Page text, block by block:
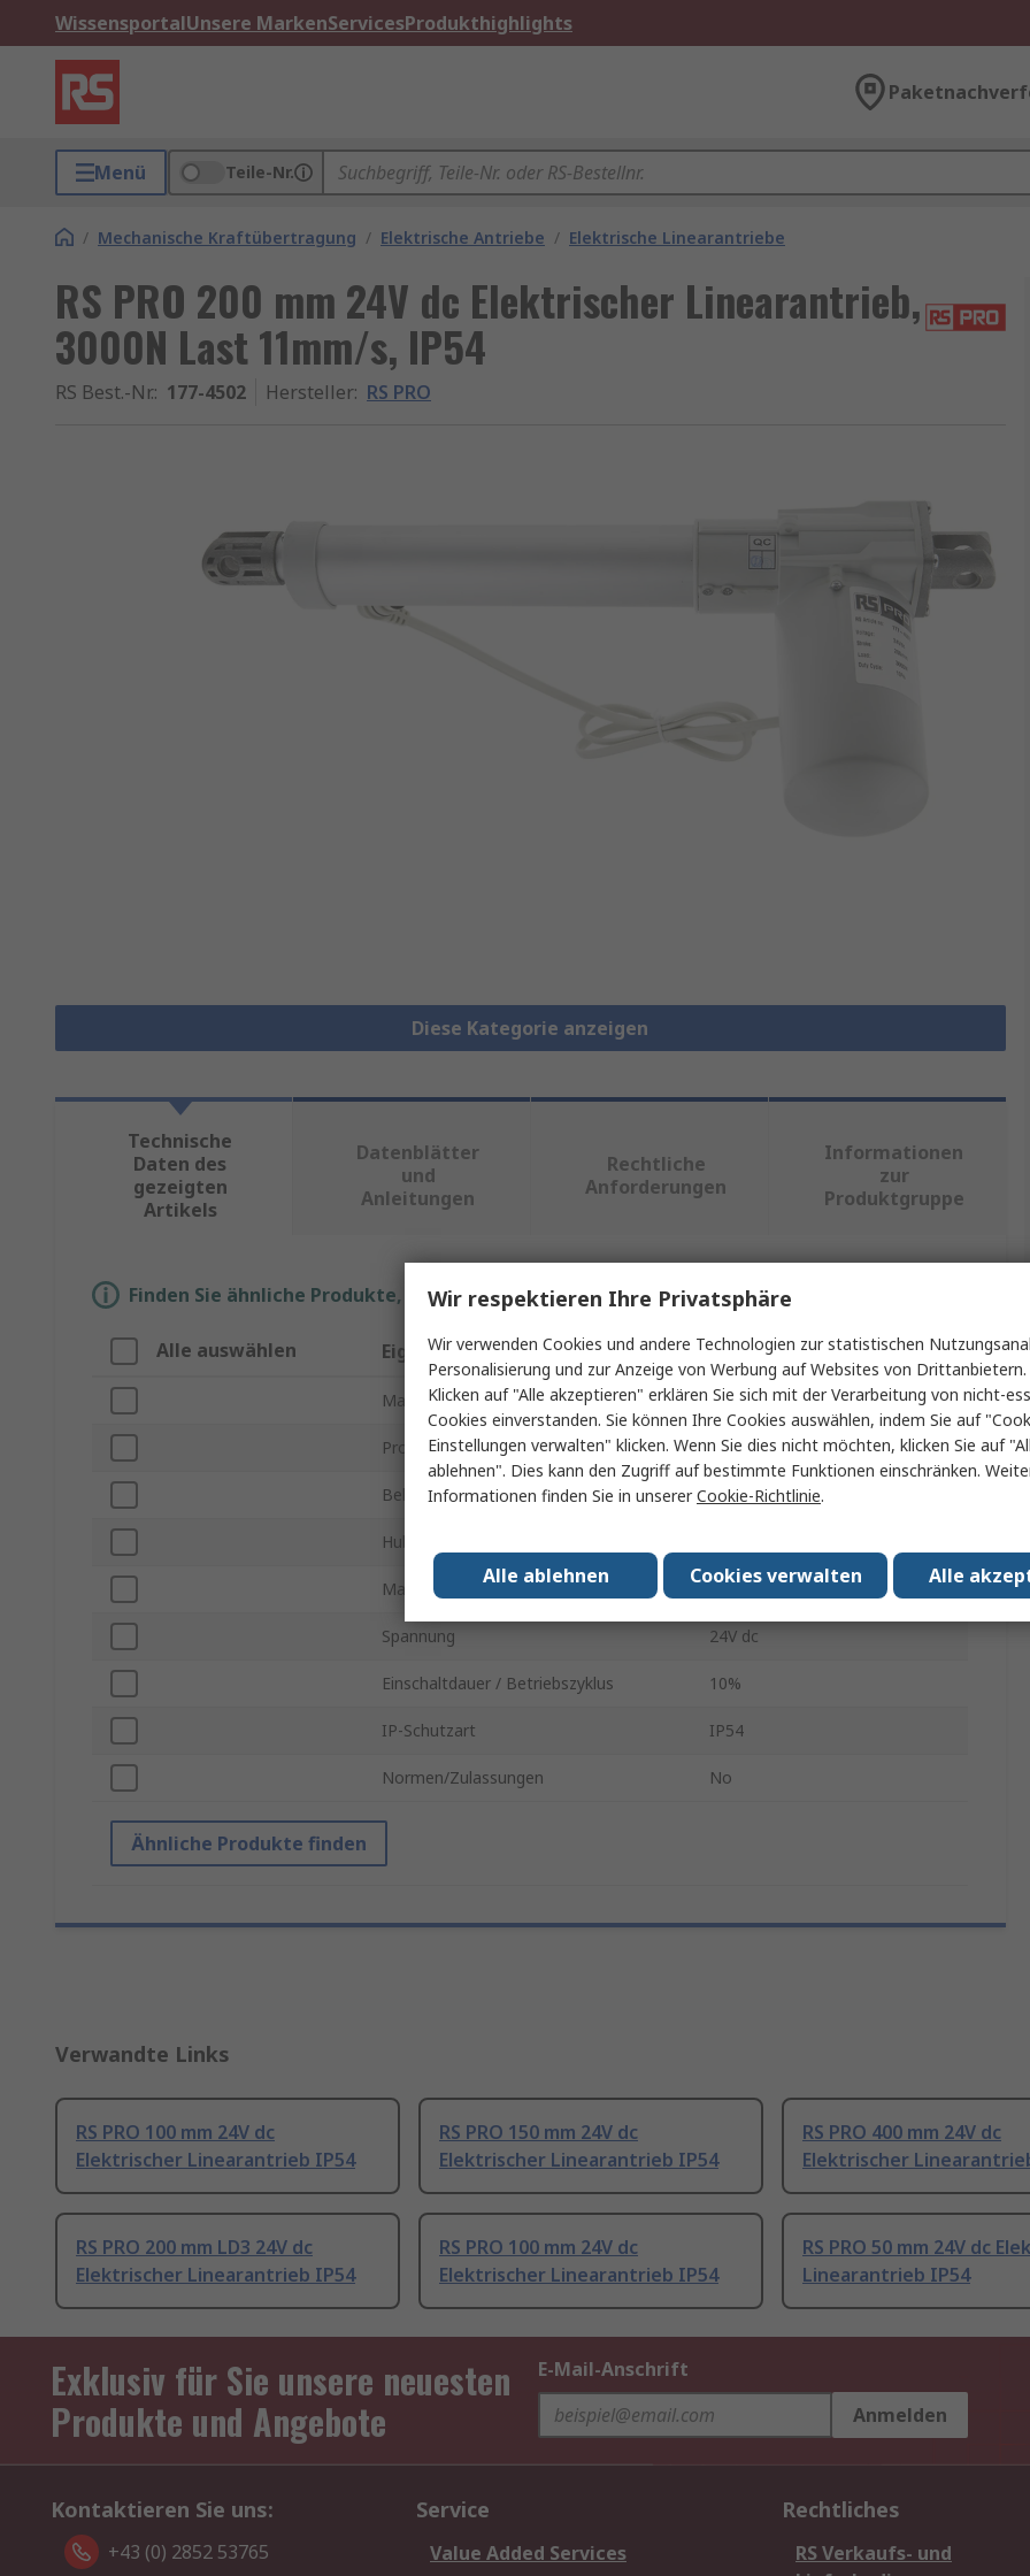
WissensportalUnsere MarkenServicesProdukthighlights
Menü Teile-Nr.
/ Mechanische Kraftübertragung / Elektrische Antriebe / Elektrische Linearantriebe
RS PRO 200 mm 24V dc Elektrischer Linearantrieb,
3000N Last 11mm/s, IP54
RS Best.-Nr.: 177-4502 Hersteller: RS PRO
Diese Kategorie anzeigen
Technische
Daten des
gezeigten
Artikels
Datenblätter
und
Anleitungen
Rechtliche
Anforderungen
Informationen
zur
Produktgruppe
Finden Sie ähnliche Produkte, indem Sie ein oder mehrere Eigenschaften auswählen.
Alle auswählen Eigenschaft Wert
Marke RS PRO
Produkt Typ Elektrischer Linearantrieb
Belastung max. 3000N
Hublänge
Maximale Geschwindigkeit 11mm/s
Spannung 24V dc
Einschaltdauer / Betriebszyklus 10%
IP-Schutzart IP54
Normen/Zulassungen No
Ähnliche Produkte finden
Verwandte Links
RS PRO 100 mm 24V dc
Elektrischer Linearantrieb IP54
RS PRO 150 mm 24V dc
Elektrischer Linearantrieb IP54
RS PRO 400 mm 24V dc
Elektrischer
RS PRO 200 mm LD3 24V dc
Elektrischer Linearantrieb IP54
RS PRO 100 mm 24V dc
Elektrischer Linearantrieb IP54
RS PRO 50 mm 24V dc
Linearantrieb IP54
Exklusiv für Sie unsere neuesten
Produkte und Angebote
E-Mail-Anschrift
Anmelden
Kontaktieren Sie uns:
+43 (0) 2852 53765
Service
Value Added Services
Rechtliches
RS Verkaufs- und
Wir respektieren Ihre Privatsphäre
Wir verwenden Cookies und andere Technologien zur statistischen
Personalisierung und zur Anzeige von Werbung auf Websites von
Klicken auf "Alle akzeptieren" erklären Sie sich mit der Verarbeitung von nicht-
Cookies einverstanden. Sie können Ihre Cookies auswählen, indem Sie auf
Einstellungen verwalten" klicken. Wenn Sie dies nicht möchten, klicken Sie auf
ablehnen". Dies kann den Zugriff auf bestimmte Funktionen einschränken.
Informationen finden Sie in unsererCookie-Richtlinie.
Alle
Cookies verwalten
Alle ablehnen